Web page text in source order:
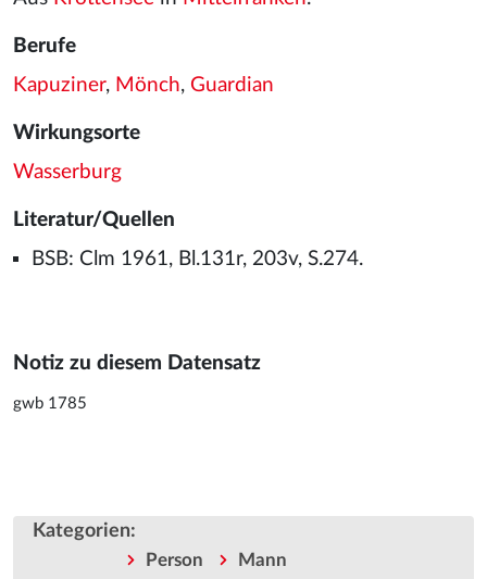
Berufe
Kapuziner, Mönch, Guardian
Wirkungsorte
Wasserburg
Literatur/Quellen
BSB: Clm 1961, Bl.131r, 203v, S.274.
Notiz zu diesem Datensatz
gwb 1785
Kategorien:
Person
Mann